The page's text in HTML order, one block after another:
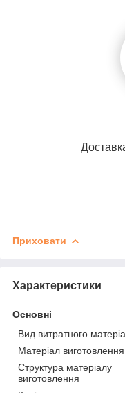
Приховати
Характеристики
Основні
Вид витратного
Матеріал виготовлення
Структура матеріалу
виготовлення